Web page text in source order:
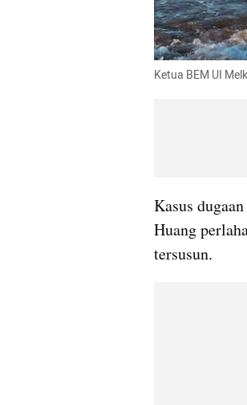
Ketua BEM UI
Kasus dugaan
Huang
tersusun.